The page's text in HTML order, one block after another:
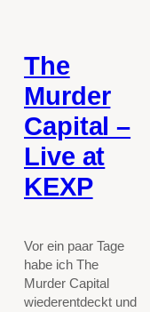
The
Murder
Capital –
Live at
KEXP
Vor ein paar Tage
habe ich The
Murder Capital
wiederentdeckt und